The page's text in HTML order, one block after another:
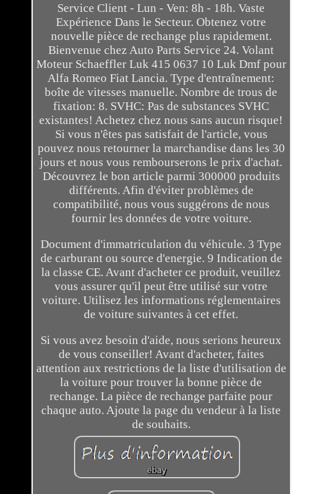
Service Client - Lun - Ven: 8h - 18h. Vaste
Expérience Dans le Secteur. Obtenez votre
nouvelle pièce de rechange plus rapidement.
Bienvenue chez Auto Parts Service 24. Volant
Moteur Schaeffler Luk 415 0637 10 Luk Dmf pour
Alfa Romeo Fiat Lancia. Type d'entraînement:
boîte de vitesses manuelle. Nombre de trous de
fixation: 8. SVHC: Pas de substances SVHC
existantes! Achetez chez nous sans aucun risque!
Si vous n'êtes pas satisfait de l'article, vous
pouvez nous retourner la marchandise dans les 30
jours et nous vous rembourserons le prix d'achat.
Découvrez le bon article parmi 300000 produits
différents. Afin d'éviter problèmes de
compatibilité, nous vous suggérons de nous
fournir les données de votre voiture.
Document d'immatriculation du véhicule. 3 Type
de carburant ou source d'energie. 9 Indication de
la classe CE. Avant d'acheter ce produit, veuillez
vous assurer qu'il peut être utilisé sur votre
voiture. Utilisez les informations réglementaires
de voiture suivantes à cet effet.
Si vous avez besoin d'aide, nous serions heureux
de vous conseiller! Avant d'acheter, faites
attention aux restrictions de la liste d'utilisation de
la voiture pour trouver la bonne pièce de
rechange. La pièce de rechange parfaite pour
chaque auto. Ajoute la page du vendeur à la liste
de souhaits.